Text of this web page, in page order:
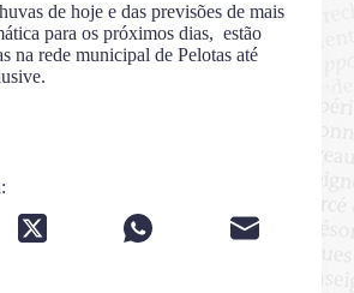
de hoje e das previsões de mais
para os próximos dias, estão
na rede municipal de Pelotas até